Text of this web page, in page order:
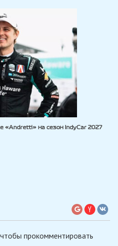
«Andretti» на сезон IndyCar 2027
прокомментировать